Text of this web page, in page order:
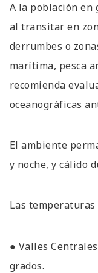
A la población en
al transitar en
derrumbes o
marítima, pesca
recomienda
oceanográficas
El ambiente
y noche, y cálido
Las
● Valles
grados.